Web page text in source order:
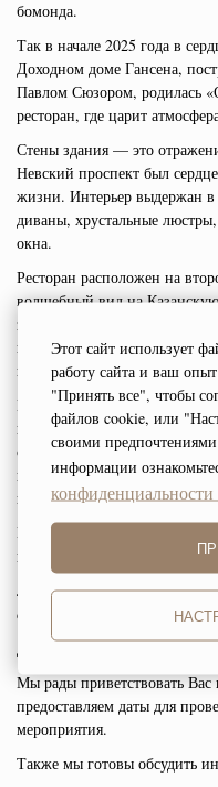
Этот сайт использует
работу сайта и ваш
"Принять все", чтобы
файлов cookie, или
своими
информации
бомонда.
Так в начале 2025 года в
Доходном доме Гансена,
Павлом Сюзором, родилась
ресторан, где царит
Стены здания — это
Невский проспект был
жизни. Интерьер выдержан в
диваны, хрустальные
окна.
Ресторан расположен на
волшебный вид на
зажигаются огни, здесь
в гостиной петербургской
встреч. Пространство вкуса
В «Особе» каждый гость
персонал — не просто
современной аристократии.
настроение и всегда знают,
или ненавязчиво оставить
Мы приглашаем вас не
нового времени.
Забронируйте столик у
станет вашей личной главой
Дорогие гости!
Мы рады приветствовать Вас
предоставляем даты для
мероприятия.
Также мы готовы обсудить